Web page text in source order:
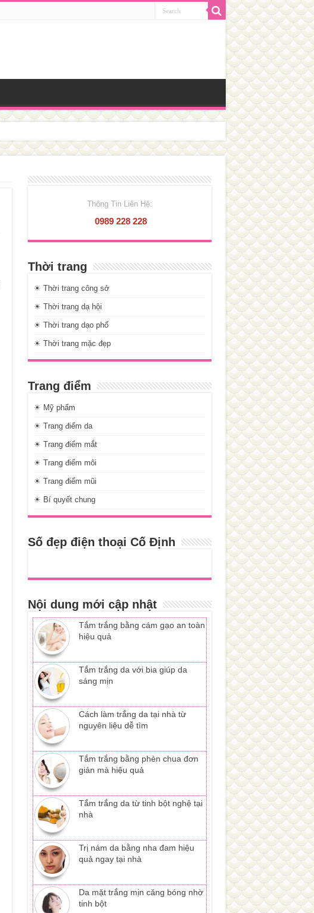
Thông Tin Liên Hệ:
0989 228 228
Thời trang
☀ Thời trang công sở
☀ Thời trang dạ hội
☀ Thời trang dạo phố
☀ Thời trang mặc đẹp
Trang điểm
☀ Mỹ phẩm
☀ Trang điểm da
☀ Trang điểm mắt
☀ Trang điểm môi
☀ Trang điểm mũi
☀ Bí quyết chung
Số đẹp điện thoại Cố Định
Nội dung mới cập nhật
Tắm trắng bằng cám gạo an toàn
hiệu quả
Tắm trắng da với bia giúp da
sáng mịn
Cách làm trắng da tại nhà từ
nguyên liệu dễ tìm
Tắm trắng bằng phèn chua đơn
giản mà hiệu quả
Tắm trắng da từ tinh bột nghệ tại
nhà
Trị nám da bằng nha đam hiệu
quả ngay tại nhà
Da mặt trắng mịn căng bóng nhờ
tinh bột